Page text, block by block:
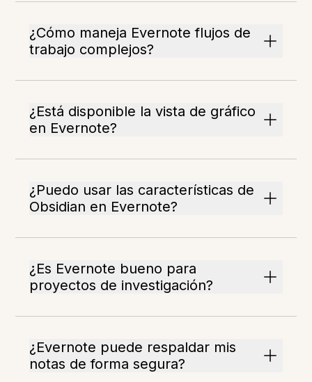
¿Cómo maneja Evernote flujos de
trabajo complejos?
¿Está disponible la vista de gráfico
en Evernote?
¿Puedo usar las características de
Obsidian en Evernote?
¿Es Evernote bueno para
proyectos de investigación?
¿Evernote puede respaldar mis
notas de forma segura?